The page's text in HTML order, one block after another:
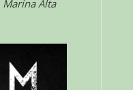
Marina Alta